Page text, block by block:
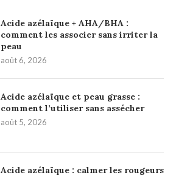
Acide azélaïque + AHA/BHA :
comment les associer sans irriter la
peau
août 6, 2026
Acide azélaïque et peau grasse :
comment l’utiliser sans assécher
août 5, 2026
Acide azélaïque : calmer les rougeurs